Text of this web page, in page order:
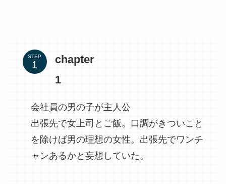
STEP
chapter
1
会社員の男の子が主人公
出張先で女上司とご飯。口調がきついこと
を除けば男の理想の女性。出張先でワンチ
ャンあるかと妄想していた。